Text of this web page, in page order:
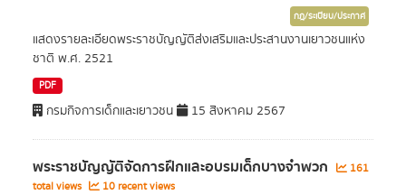
กฎ/ระเบียบ/ประกาศ
แสดงรายละเอียดพระราชบัญญัติส่งเสริมและประสานงานเยาวชนแห่ง
ชาติ พ.ศ. 2521
PDF
กรมกิจการเด็กและเยาวชน 15 สิงหาคม 2567
พระราชบัญญัติจัดการฝึกและอบรมเด็กบางจำพวก
161
total views
10 recent views